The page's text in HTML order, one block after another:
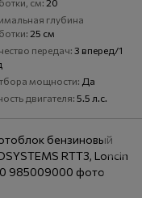
см 20
глубина
25 см
передач 3 вперед/1
мощности Да
двигателя 5.5 л.с.